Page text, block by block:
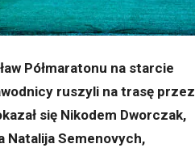
Półmaratonu na starcie
ruszyli na trasę przez
się Nikodem Dworczak,
Natalija Semenovych,